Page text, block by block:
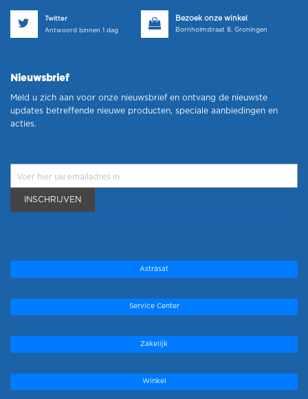
Twitter
Antwoord binnen 1 dag
Bezoek onze winkel
Bornholmstraat 8, Groningen
Nieuwsbrief
Meld u zich aan voor onze nieuwsbrief en ontvang de nieuwste
updates betreffende nieuwe producten, speciale aanbiedingen en
acties.
INSCHRIJVEN
Astrasat
Service Center
Zakelijk
Winkel